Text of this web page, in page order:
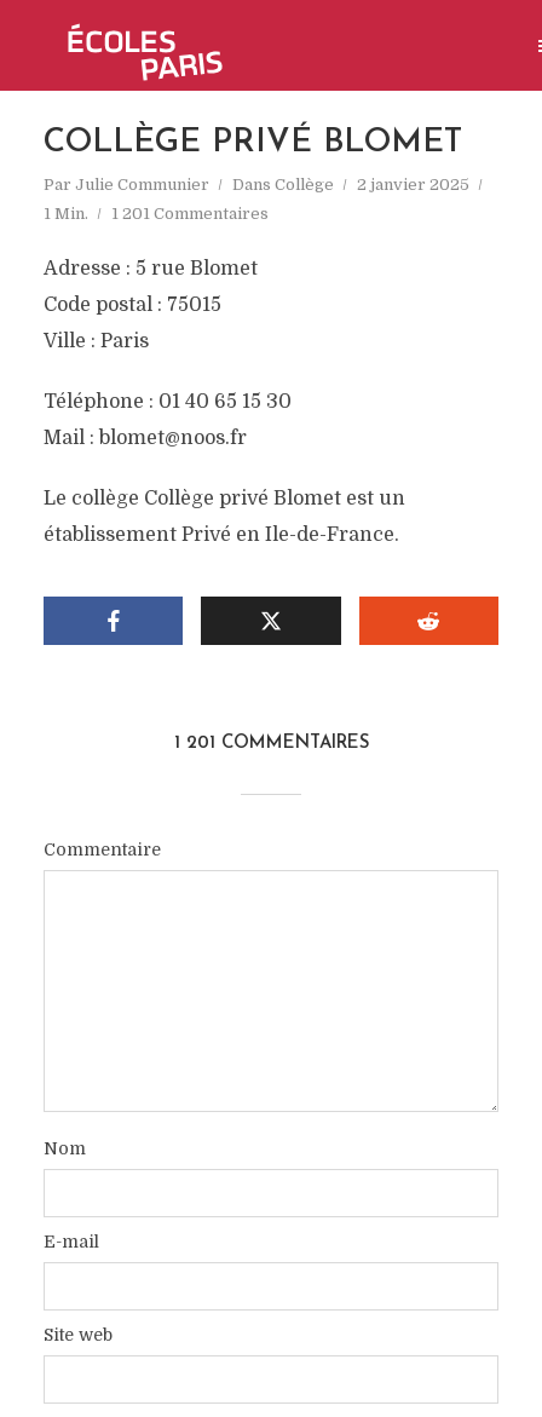
COLLÈGE PRIVÉ BLOMET
Par Julie Communier Dans Collège
2 janvier 2025
1 Min.
1 201 Commentaires
Adresse : 5 rue Blomet
Code postal : 75015
Ville : Paris
Téléphone : 01 40 65 15 30
Mail : blomet@noos.fr
Le collège Collège privé Blomet est un
établissement Privé en Ile-de-France.
1 201 COMMENTAIRES
Commentaire
Nom
E-mail
Site web